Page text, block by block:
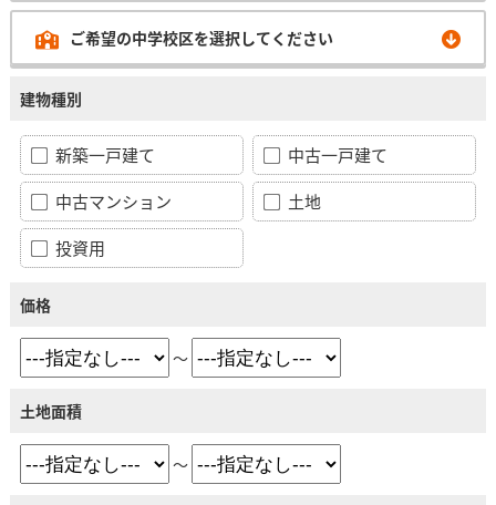
ご希望の中学校区を選択してください
建物種別
新築一戸建て
中古一戸建て
中古マンション
土地
投資用
価格
～
土地面積
～